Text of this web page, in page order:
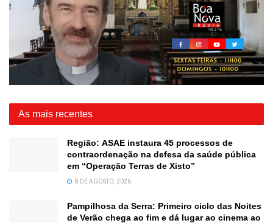
As mais recentes
Região: ASAE instaura 45 processos de
contraordenação na defesa da saúde pública
em “Operação Terras de Xisto”
8 DE AGOSTO, 2026
Pampilhosa da Serra: Primeiro ciclo das Noites
de Verão chega ao fim e dá lugar ao cinema ao